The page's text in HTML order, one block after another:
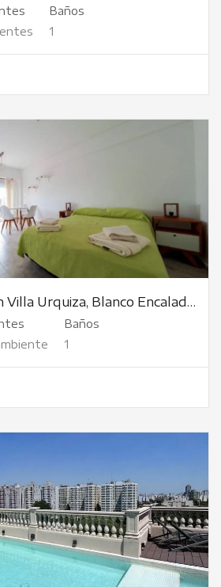
Baños
1
Villa Urquiza, Blanco Encalada, al 4500
Baños
1